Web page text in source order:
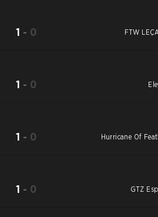
1 - 0 FTW
1 - 0
1 - 0 Hurricane Of
1 - 0 GTZ